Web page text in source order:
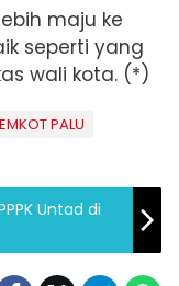
maju ke
seperti yang
wali kota. (*)
PALU
Untad di